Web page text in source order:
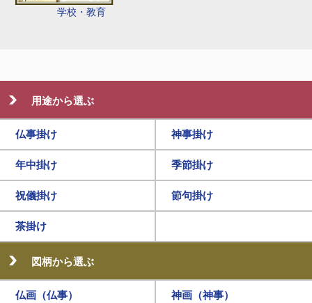
学校・教育
用途から選ぶ
仏事掛け 神事掛け
年中掛け 季節掛け
祝儀掛け 節句掛け
茶掛け
図柄から選ぶ
仏画（仏事） 神画（神事）